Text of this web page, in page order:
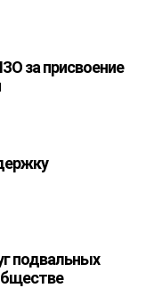
за присвоение
подвальных